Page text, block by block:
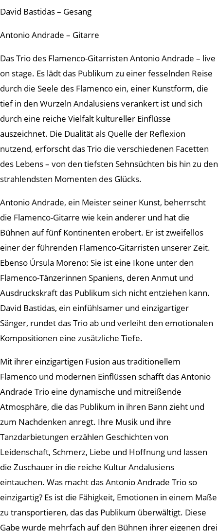
David Bastidas – Gesang
Antonio Andrade – Gitarre
Das Trio des Flamenco-Gitarristen Antonio Andrade – live
on stage. Es lädt das Publikum zu einer fesselnden Reise
durch die Seele des Flamenco ein, einer Kunstform, die
tief in den Wurzeln Andalusiens verankert ist und sich
durch eine reiche Vielfalt kultureller Einflüsse
auszeichnet. Die Dualität als Quelle der Reflexion
nutzend, erforscht das Trio die verschiedenen Facetten
des Lebens – von den tiefsten Sehnsüchten bis hin zu den
strahlendsten Momenten des Glücks.
Antonio Andrade, ein Meister seiner Kunst, beherrscht
die Flamenco-Gitarre wie kein anderer und hat die
Bühnen auf fünf Kontinenten erobert. Er ist zweifellos
einer der führenden Flamenco-Gitarristen unserer Zeit.
Ebenso Úrsula Moreno: Sie ist eine Ikone unter den
Flamenco-Tänzerinnen Spaniens, deren Anmut und
Ausdruckskraft das Publikum sich nicht entziehen kann.
David Bastidas, ein einfühlsamer und einzigartiger
Sänger, rundet das Trio ab und verleiht den emotionalen
Kompositionen eine zusätzliche Tiefe.
Mit ihrer einzigartigen Fusion aus traditionellem
Flamenco und modernen Einflüssen schafft das Antonio
Andrade Trio eine dynamische und mitreißende
Atmosphäre, die das Publikum in ihren Bann zieht und
zum Nachdenken anregt. Ihre Musik und ihre
Tanzdarbietungen erzählen Geschichten von
Leidenschaft, Schmerz, Liebe und Hoffnung und lassen
die Zuschauer in die reiche Kultur Andalusiens
eintauchen. Was macht das Antonio Andrade Trio so
einzigartig? Es ist die Fähigkeit, Emotionen in einem Maße
zu transportieren, das das Publikum überwältigt. Diese
Gabe wurde mehrfach auf den Bühnen ihrer eigenen drei